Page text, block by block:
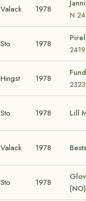
Valack 1978
N
Sto 1978
Hingst 1978
Sto 1978 Lill
Valack 1978
Sto 1978